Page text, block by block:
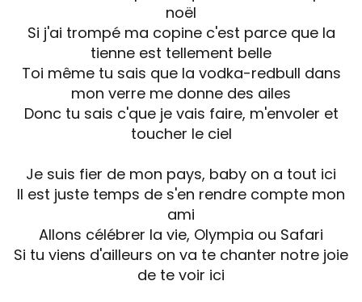
noël
Si j'ai trompé ma copine c'est parce que la
tienne est tellement belle
Toi même tu sais que la vodka-redbull dans
mon verre me donne des ailes
Donc tu sais c'que je vais faire, m'envoler et
toucher le ciel
Je suis fier de mon pays, baby on a tout ici
Il est juste temps de s'en rendre compte mon
ami
Allons célébrer la vie, Olympia ou Safari
Si tu viens d'ailleurs on va te chanter notre joie
de te voir ici